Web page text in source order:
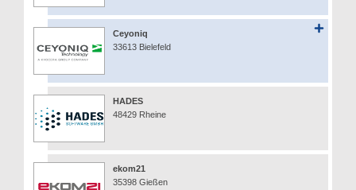
Ceyoniq
33613 Bielefeld
HADES
48429 Rheine
ekom21
35398 Gießen